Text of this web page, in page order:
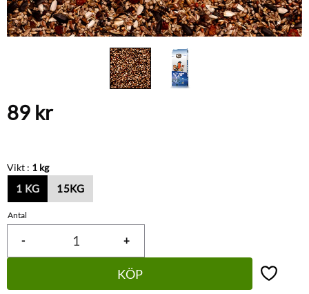
89 kr
Vikt : 1 kg
1 KG 15KG
Antal
+
-
KÖP Lägg till